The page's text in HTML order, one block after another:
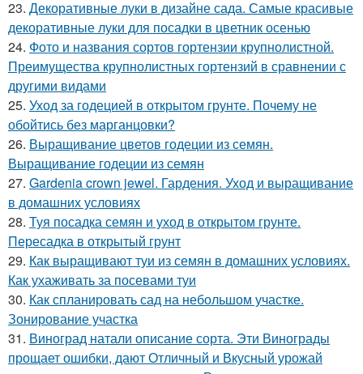
23. Декоративные луки в дизайне сада. Самые красивые
декоративные луки для посадки в цветник осенью
24. Фото и названия сортов гортензии крупнолистной.
Преимущества крупнолистных гортензий в сравнении с
другими видами
25. Уход за годецией в открытом грунте. Почему не
обойтись без марганцовки?
26. Выращивание цветов годеции из семян.
Выращивание годеции из семян
27. Gardenia crown jewel. Гардения. Уход и выращивание
в домашних условиях
28. Туя посадка семян и уход в открытом грунте.
Пересадка в открытый грунт
29. Как выращивают туи из семян в домашних условиях.
Как ухаживать за посевами туи
30. Как спланировать сад на небольшом участке.
Зонирование участка
31. Виноград натали описание сорта. Эти Винограды
прощает ошибки, дают Отличный и Вкусный урожай